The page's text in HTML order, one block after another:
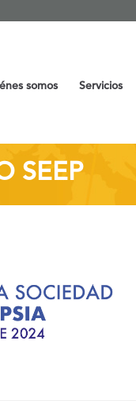
somos Servicios
SEEP